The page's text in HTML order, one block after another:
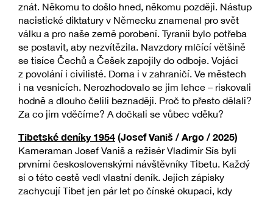
znát. Někomu to došlo hned, někomu později. Nástup
nacistické diktatury v Německu znamenal pro svět
válku a pro naše země porobení. Tyranii bylo potřeba
se postavit, aby nezvítězila. Navzdory mlčící většině
se tisíce Čechů a Češek zapojily do odboje. Vojáci
z povolání i civilisté. Doma i v zahraničí. Ve městech
i na vesnicích. Nerozhodovalo se jim lehce – riskovali
hodně a dlouho čelili beznaději. Proč to přesto dělali?
Za co jim vděčíme? A dočkali se vůbec vděku?
Tibetské deníky 1954 (Josef Vaniš / Argo / 2025)
Kameraman Josef Vaniš a režisér Vladimír Sís byli
prvními československými návštěvníky Tibetu. Každý
si o této cestě vedl vlastní deník. Jejich zápisky
zachycují Tibet jen pár let po čínské okupaci, kdy